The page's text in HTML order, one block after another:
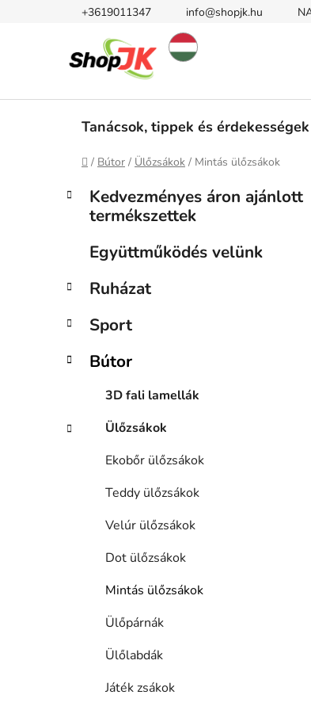
+3619011347 info@shopjk.hu
Tanácsok, tippek és érdekességek
Kezdőlap
/ Bútor / Ülőzsákok / Mintás ülőzsákok
O
s
p
a
Kategóriák
átugrása
K
a
r
á
Kedvezményes áron ajánlott
termékszettek
Együttműködés velünk
Ruházat
Sport
Bútor
3D fali lamellák
Ülőzsákok
Ekobőr ülőzsákok
Teddy ülőzsákok
Velúr ülőzsákok
Dot ülőzsákok
Mintás ülőzsákok
Ülőpárnák
Ülőlabdák
Játék zsákok